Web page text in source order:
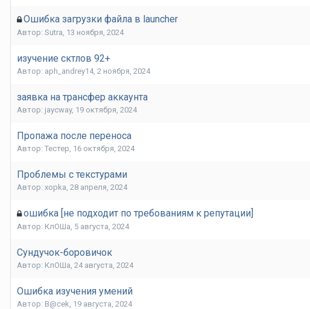
Ошибка загрузки файла в launcher
Автор: Sutra, 13 ноября, 2024
изучение сктлов 92+
Автор: aph_andrey14, 2 ноября, 2024
заявка на трансфер аккаунта
Автор: jaycway, 19 октября, 2024
Пропажа после переноса
Автор: Тестер, 16 октября, 2024
Проблемы с текстурами
Автор: xopka, 28 апреля, 2024
ошибка [не подходит по требованиям к репутации]
Автор: КлОШа, 5 августа, 2024
Сундучок-боровичок
Автор: КлОШа, 24 августа, 2024
Ошибка изучения умений
Автор: B@cek, 19 августа, 2024